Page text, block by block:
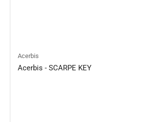
Acerbis
Acerbis - SCARPE KEY